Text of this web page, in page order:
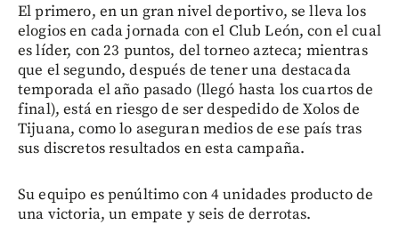
El primero, en un gran nivel deportivo, se lleva los
elogios en cada jornada con el Club León, con el cual
es líder, con 23 puntos, del torneo azteca; mientras
que el segundo, después de tener una destacada
temporada el año pasado (llegó hasta los cuartos de
final), está en riesgo de ser despedido de Xolos de
Tijuana, como lo aseguran medios de ese país tras
sus discretos resultados en esta campaña.
Su equipo es penúltimo con 4 unidades producto de
una victoria, un empate y seis de derrotas.